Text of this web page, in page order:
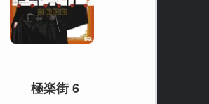
極楽街 6